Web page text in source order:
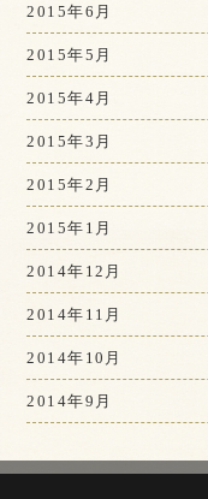
2015年6月
2015年5月
2015年4月
2015年3月
2015年2月
2015年1月
2014年12月
2014年11月
2014年10月
2014年9月